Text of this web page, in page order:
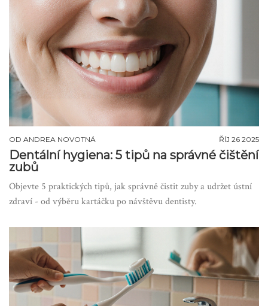
OD ANDREA NOVOTNÁ ŘÍJ 26 2025
Dentální hygiena: 5 tipů na správné čištění
zubů
Objevte 5 praktických tipů, jak správně čistit zuby a udržet ústní
zdraví - od výběru kartáčku po návštěvu dentisty.